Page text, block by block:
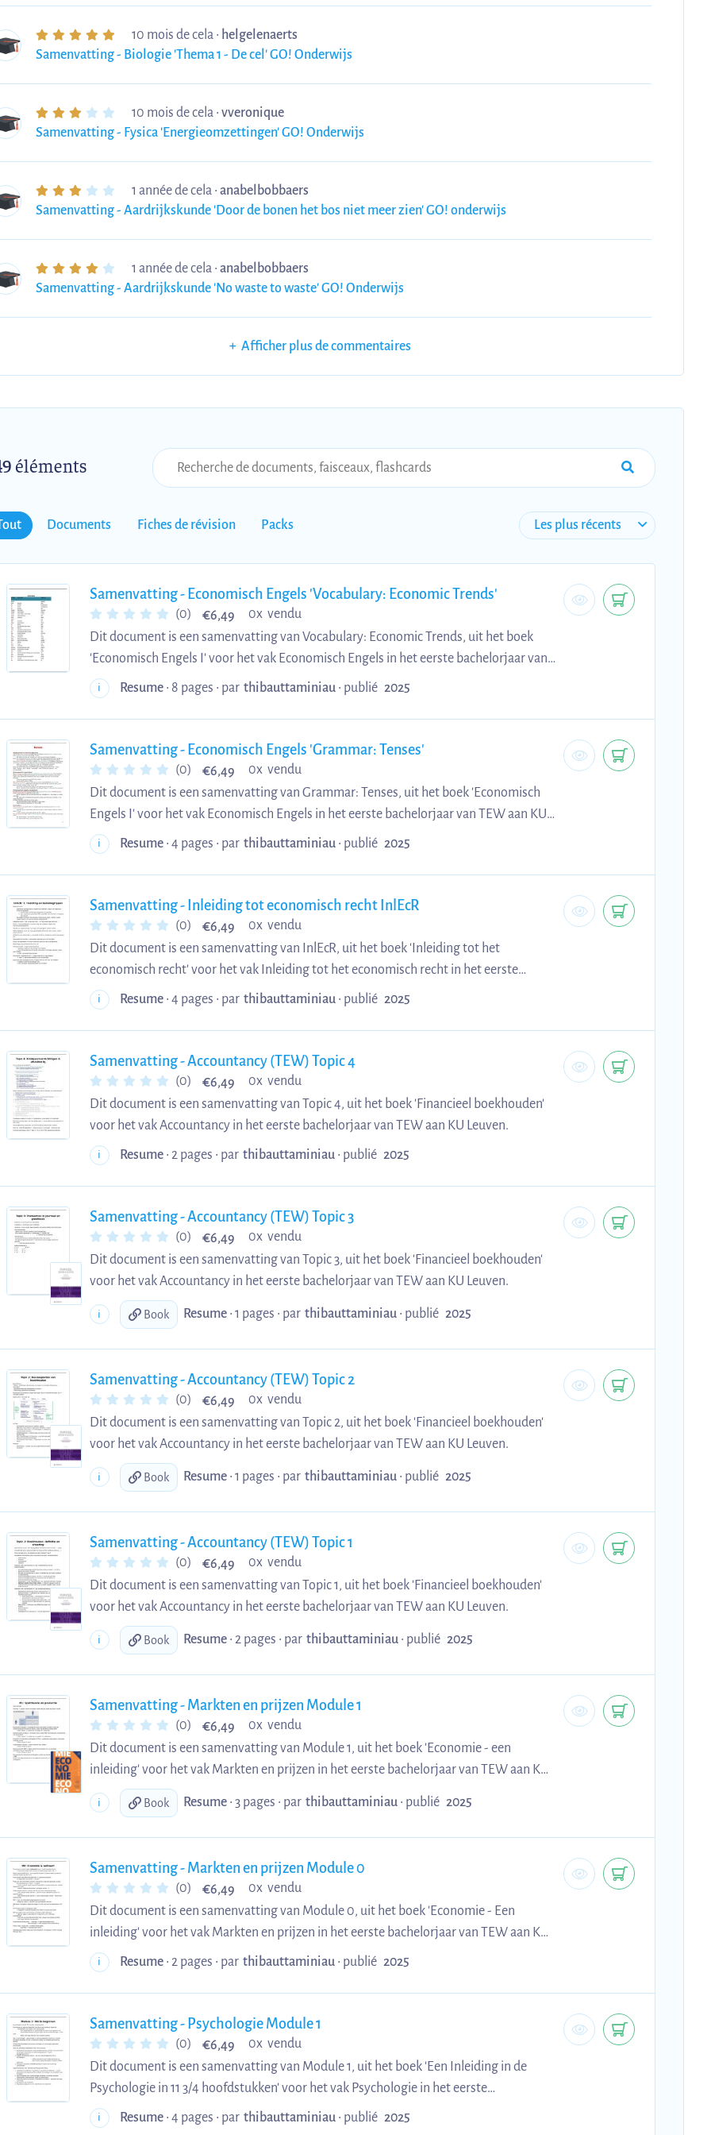
10 mois de cela • helgelenaerts
Samenvatting - Biologie 'Thema 1 - De cel' GO! Onderwijs
10 mois de cela • vveronique
Samenvatting - Fysica 'Energieomzettingen' GO! Onderwijs
1 année de cela • anabelbobbaers
Samenvatting - Aardrijkskunde 'Door de bonen het bos niet meer zien' GO! onderwijs
1 année de cela • anabelbobbaers
Samenvatting - Aardrijkskunde 'No waste to waste' GO! Onderwijs
+ Afficher plus de commentaires
éléments
Documents Fiches de révision Packs
Samenvatting - Economisch Engels 'Vocabulary: Economic Trends'
(0) €6,49
0x vendu
Dit document is een samenvatting van Vocabulary: Economic Trends, uit het boek
'Economisch Engels I' voor het vak Economisch Engels in het eerste bachelorjaar van
TEW aan KU Leuven.
i Resume• 8 pages • par thibauttaminiau• publié 2025
Samenvatting - Economisch Engels 'Grammar: Tenses'
(0) €6,49
0x vendu
Dit document is een samenvatting van Grammar: Tenses, uit het boek 'Economisch
Engels I' voor het vak Economisch Engels in het eerste bachelorjaar van TEW aan KU
Leuven.
i Resume• 4 pages • par thibauttaminiau• publié 2025
Samenvatting - Inleiding tot economisch recht InlEcR
(0) €6,49
0x vendu
Dit document is een samenvatting van InlEcR, uit het boek 'Inleiding tot het
economisch recht' voor het vak Inleiding tot het economisch recht in het eerste
bachelorjaar van TEW aan KU Leuven.
i Resume• 4 pages • par thibauttaminiau• publié 2025
Samenvatting - Accountancy (TEW) Topic 4
(0) €6,49
0x vendu
Dit document is een samenvatting van Topic 4, uit het boek 'Financieel boekhouden'
voor het vak Accountancy in het eerste bachelorjaar van TEW aan KU Leuven.
i Resume• 2 pages • par thibauttaminiau• publié 2025
Samenvatting - Accountancy (TEW) Topic 3
(0) €6,49
0x vendu
Dit document is een samenvatting van Topic 3, uit het boek 'Financieel boekhouden'
voor het vak Accountancy in het eerste bachelorjaar van TEW aan KU Leuven.
i Book Resume• 1 pages • par thibauttaminiau• publié 2025
Samenvatting - Accountancy (TEW) Topic 2
(0) €6,49
0x vendu
Dit document is een samenvatting van Topic 2, uit het boek 'Financieel boekhouden'
voor het vak Accountancy in het eerste bachelorjaar van TEW aan KU Leuven.
i Book Resume• 1 pages • par thibauttaminiau• publié 2025
Samenvatting - Accountancy (TEW) Topic 1
(0) €6,49
0x vendu
Dit document is een samenvatting van Topic 1, uit het boek 'Financieel boekhouden'
voor het vak Accountancy in het eerste bachelorjaar van TEW aan KU Leuven.
i Book Resume• 2 pages • par thibauttaminiau• publié 2025
Samenvatting - Markten en prijzen Module 1
(0) €6,49
0x vendu
Dit document is een samenvatting van Module 1, uit het boek 'Economie - een
inleiding' voor het vak Markten en prijzen in het eerste bachelorjaar van TEW aan KU
Leuven.
i Book Resume• 3 pages • par thibauttaminiau• publié 2025
Samenvatting - Markten en prijzen Module 0
(0) €6,49
0x vendu
Dit document is een samenvatting van Module 0, uit het boek 'Economie - Een
inleiding' voor het vak Markten en prijzen in het eerste bachelorjaar van TEW aan KU
Leuven.
i Resume• 2 pages • par thibauttaminiau• publié 2025
Samenvatting - Psychologie Module 1
(0) €6,49
0x vendu
Dit document is een samenvatting van Module 1, uit het boek 'Een Inleiding in de
Psychologie in 11 3/4 hoofdstukken' voor het vak Psychologie in het eerste
bachelorjaar van TEW aan KU Leuven.
i Resume• 4 pages • par thibauttaminiau• publié 2025